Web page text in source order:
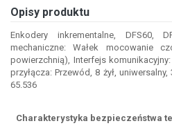
Opisy produktu
Enkodery inkrementalne, DFS60,
mechaniczne: Wałek mocowanie
powierzchnią), Interfejs komunikacyjny:
przyłącza: Przewód, 8 żył,
65.536
Charakterystyka bezpieczeństwa